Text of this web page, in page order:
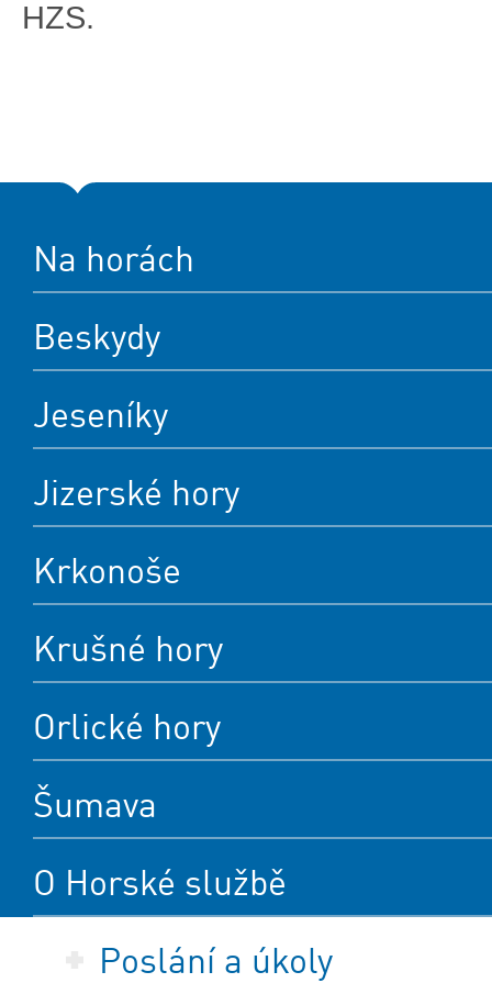
HZS.
Na horách
Beskydy
Jeseníky
Jizerské hory
Krkonoše
Krušné hory
Orlické hory
Šumava
O Horské službě
Poslání a úkoly